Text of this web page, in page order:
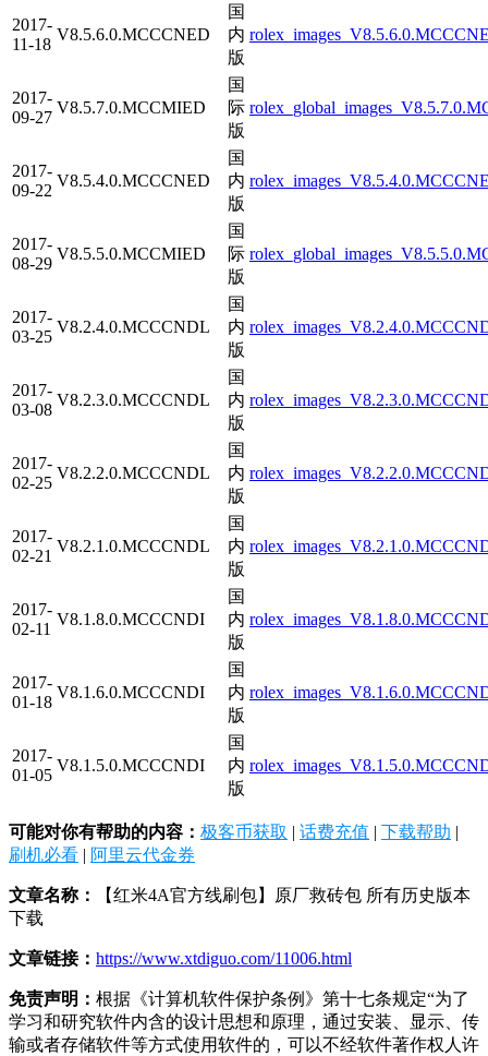
2017-
11-18
V8.5.6.0.MCCCNED
国
内
版
2017-
09-27
V8.5.7.0.MCCMIED
国
际
版
2017-
09-22
V8.5.4.0.MCCCNED
国
内
版
2017-
08-29
V8.5.5.0.MCCMIED
国
际
版
2017-
03-25
V8.2.4.0.MCCCNDL
国
内
版
2017-
03-08
V8.2.3.0.MCCCNDL
国
内
版
2017-
02-25
V8.2.2.0.MCCCNDL
国
内
版
2017-
02-21
V8.2.1.0.MCCCNDL
国
内
版
2017-
02-11
V8.1.8.0.MCCCNDI
国
内
版
2017-
01-18
V8.1.6.0.MCCCNDI
国
内
版
2017-
01-05
V8.1.5.0.MCCCNDI
国
内
版
可能对你有帮助的内容： 极客币获取 | 话费充值 | 下载帮助 |
刷机必看 | 阿里云代金券
文章名称：
【红米4A官方线刷包】原厂救砖包 所有历史版本
下载
文章链接： https://www.xtdiguo.com/11006.html
免责声明： 根据《计算机软件保护条例》第十七条规定“为了
学习和研究软件内含的设计思想和原理，通过安装、显示、传
输或者存储软件等方式使用软件的，可以不经软件著作权人许